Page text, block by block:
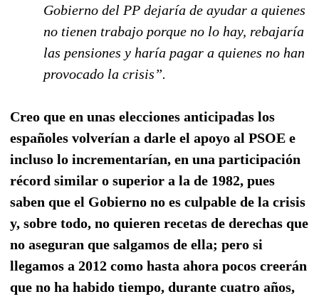
Gobierno del PP dejaría de ayudar a quienes
no tienen trabajo porque no lo hay, rebajaría
las pensiones y haría pagar a quienes no han
provocado la crisis”.
Creo que en unas elecciones anticipadas los
españoles volverían a darle el apoyo al PSOE e
incluso lo incrementarían, en una participación
récord similar o superior a la de 1982, pues
saben que el Gobierno no es culpable de la crisis
y, sobre todo, no quieren recetas de derechas que
no aseguran que salgamos de ella; pero si
llegamos a 2012 como hasta ahora pocos creerán
que no ha habido tiempo, durante cuatro años,